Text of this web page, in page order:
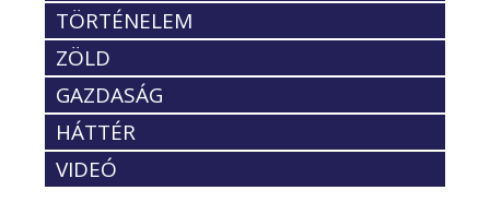
TÖRTÉNELEM
ZÖLD
GAZDASÁG
HÁTTÉR
VIDEÓ